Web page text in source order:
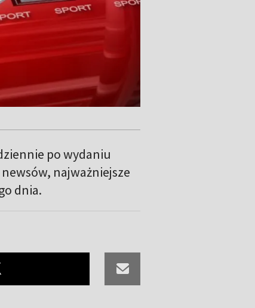
po wydaniu
najważniejsze
dnia.